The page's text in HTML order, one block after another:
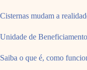
Cisternas mudam a
Unidade de
Saiba o que é, como